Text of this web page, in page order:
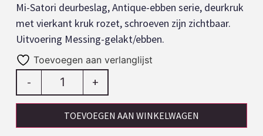
Mi-Satori deurbeslag, Antique-ebben serie, deurkruk
met vierkant kruk rozet, schroeven zijn zichtbaar.
Uitvoering Messing-gelakt/ebben.
Toevoegen aan verlanglijst
- +
TOEVOEGEN AAN WINKELWAGEN